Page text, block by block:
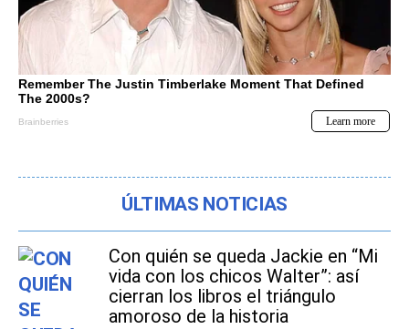
ÚLTIMAS NOTICIAS
Con quién se queda Jackie en “Mi
vida con los chicos Walter”: así
cierran los libros el triángulo
amoroso de la historia